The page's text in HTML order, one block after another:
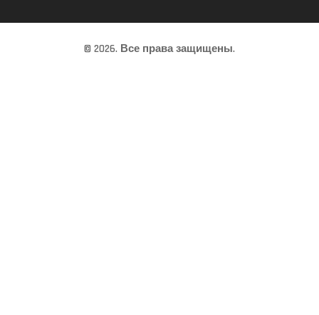
© 2026. Все права защищены.